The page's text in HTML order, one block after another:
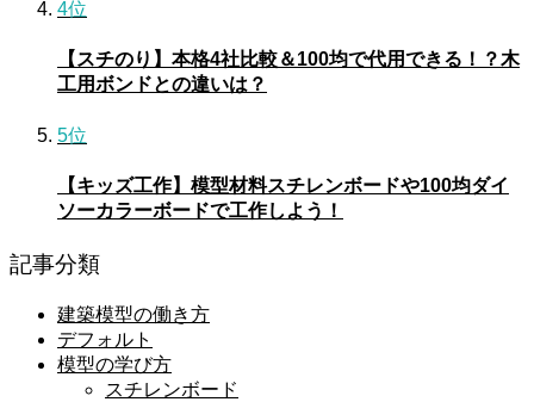
4位
【スチのり】本格4社比較＆100均で代用できる！？木
工用ボンドとの違いは？
5位
【キッズ工作】模型材料スチレンボードや100均ダイ
ソーカラーボードで工作しよう！
記事分類
建築模型の働き方
デフォルト
模型の学び方
スチレンボード